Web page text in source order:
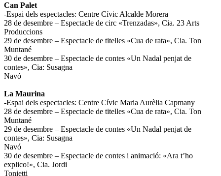
Can Palet
-Espai dels espectacles: Centre Cívic Alcalde Morera
28 de desembre – Espectacle de circ «Trenzadas», Cia. 23 Arts
Produccions
29 de desembre – Espectacle de titelles «Cua de rata», Cia. Ton
Muntané
30 de desembre – Espectacle de contes «Un Nadal penjat de
contes», Cia: Susagna
Navó
La Maurina
-Espai dels espectacles: Centre Cívic Maria Aurèlia Capmany
28 de desembre – Espectacle de titelles «Cua de rata», Cia. Ton
Muntané
29 de desembre – Espectacle de contes «Un Nadal penjat de
contes», Cia: Susagna
Navó
30 de desembre – Espectacle de contes i animació: «Ara t’ho
explico!», Cia. Jordi
Tonietti